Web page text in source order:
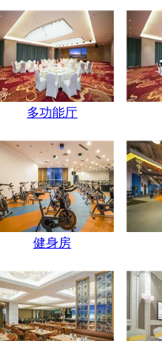
多功能厅
健身房